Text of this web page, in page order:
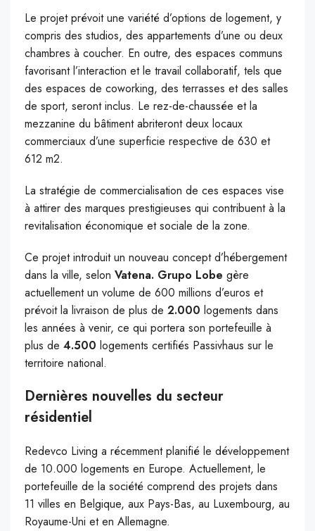
Le projet prévoit une variété d’options de logement, y
compris des studios, des appartements d’une ou deux
chambres à coucher. En outre, des espaces communs
favorisant l’interaction et le travail collaboratif, tels que
des espaces de coworking, des terrasses et des salles
de sport, seront inclus. Le rez-de-chaussée et la
mezzanine du bâtiment abriteront deux locaux
commerciaux d’une superficie respective de 630 et
612 m2.
La stratégie de commercialisation de ces espaces vise
à attirer des marques prestigieuses qui contribuent à la
revitalisation économique et sociale de la zone.
Ce projet introduit un nouveau concept d’hébergement
dans la ville, selon Vatena. Grupo Lobe gère
actuellement un volume de 600 millions d’euros et
prévoit la livraison de plus de 2.000 logements dans
les années à venir, ce qui portera son portefeuille à
plus de 4.500 logements certifiés Passivhaus sur le
territoire national.
Dernières nouvelles du secteur
résidentiel
Redevco Living a récemment planifié le développement
de 10.000 logements en Europe. Actuellement, le
portefeuille de la société comprend des projets dans
11 villes en Belgique, aux Pays-Bas, au Luxembourg, au
Royaume-Uni et en Allemagne.